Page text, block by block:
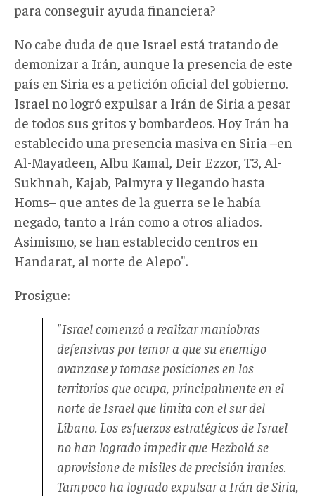
para conseguir ayuda financiera?
No cabe duda de que Israel está tratando de
demonizar a Irán, aunque la presencia de este
país en Siria es a petición oficial del gobierno.
Israel no logró expulsar a Irán de Siria a pesar
de todos sus gritos y bombardeos. Hoy Irán ha
establecido una presencia masiva en Siria –en
Al-Mayadeen, Albu Kamal, Deir Ezzor, T3, Al-
Sukhnah, Kajab, Palmyra y llegando hasta
Homs– que antes de la guerra se le había
negado, tanto a Irán como a otros aliados.
Asimismo, se han establecido centros en
Handarat, al norte de Alepo".
Prosigue:
"Israel comenzó a realizar maniobras
defensivas por temor a que su enemigo
avanzase y tomase posiciones en los
territorios que ocupa, principalmente en el
norte de Israel que limita con el sur del
Líbano. Los esfuerzos estratégicos de Israel
no han logrado impedir que Hezbolá se
aprovisione de misiles de precisión iraníes.
Tampoco ha logrado expulsar a Irán de Siria,